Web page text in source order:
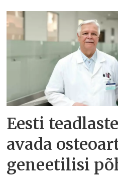
Eesti
avada
geneetilisi